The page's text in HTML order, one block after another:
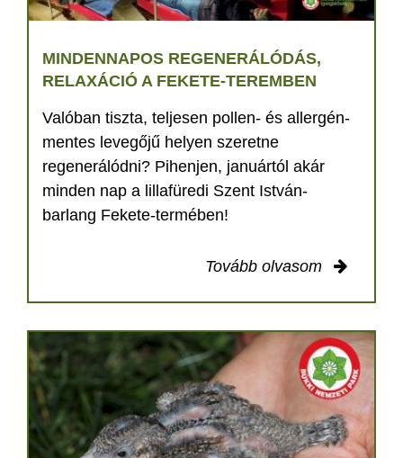
MINDENNAPOS REGENERÁLÓDÁS,
RELAXÁCIÓ A FEKETE-TEREMBEN
Valóban tiszta, teljesen pollen- és allergén-
mentes levegőjű helyen szeretne
regenerálódni? Pihenjen, januártól akár
minden nap a lillafüredi Szent István-
barlang Fekete-termében!
Tovább olvasom